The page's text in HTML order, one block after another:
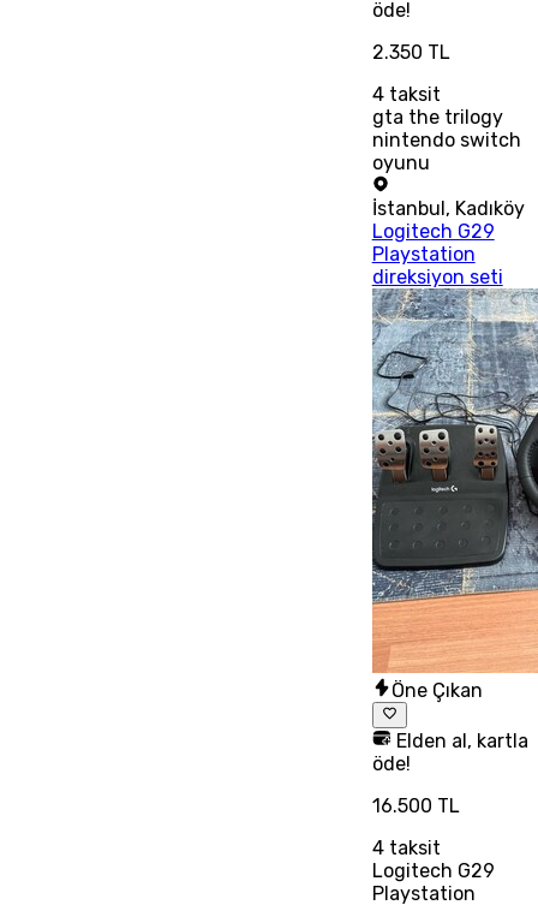
öde!
2.350 TL
4taksit
gta the trilogy
nintendo switch
oyunu
İstanbul, Kadıköy
Logitech G29
Playstation
direksiyon seti
Öne Çıkan
Elden al, kartla
öde!
16.500 TL
4taksit
Logitech G29
Playstation